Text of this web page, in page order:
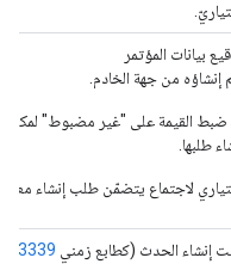
بيانات المؤتمر
إنشاؤه من جهة الخادم.
ضبط القيمة على "غير مضبوط"
طلبها.
لاجتماع يتضمّن طلب إنشاء معلّقًا
إنشاء الحدث (كطابع زمني